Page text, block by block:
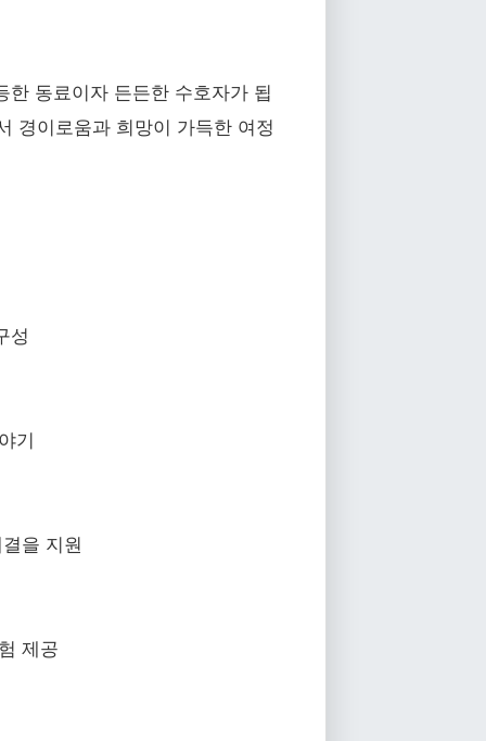
동료이자 든든한 수호자가 됩
경이로움과 희망이 가득한 여정
성
기
을 지원
제공